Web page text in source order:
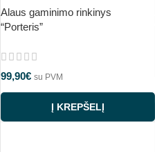
Alaus gaminimo rinkinys
“Porteris”
99,90€ su PVM
Į KREPŠELĮ